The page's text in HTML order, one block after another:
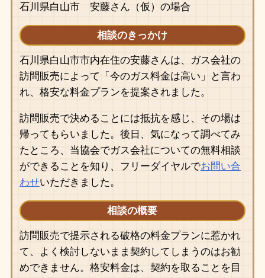
石川県白山市 安藤さん（仮）の場合
相談のきっかけ
石川県白山市市内在住の安藤さんは、ガス会社の
訪問販売によって「今のガス料金は高い」と言わ
れ、格安な料金プランを提案されました。
訪問販売で決めることには抵抗を感じ、その場は
帰ってもらいました。後日、気になって調べてみ
たところ、当協会でガス会社についての無料相談
ができることを知り、フリーダイヤルでお問い合
わせいただきました。
相談の概要
訪問販売で提示される破格の料金プランに惹かれ
て、よく検討しないまま契約してしまうのはお勧
めできません。格安料金は、契約を取ることを目